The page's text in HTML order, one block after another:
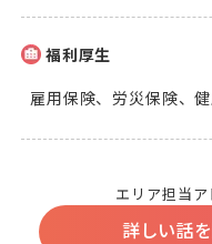
福利厚生
雇用保険、労災保険、
エリア担当
詳しい話